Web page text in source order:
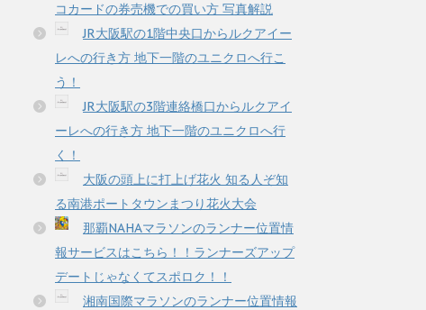
コカードの券売機での買い方 写真解説
JR大阪駅の1階中央口からルクアイー
レへの行き方 地下一階のユニクロへ行こ
う！
JR大阪駅の3階連絡橋口からルクアイ
ーレへの行き方 地下一階のユニクロへ行
く！
大阪の頭上に打上げ花火 知る人ぞ知
る南港ポートタウンまつり花火大会
那覇NAHAマラソンのランナー位置情
報サービスはこちら！！ランナーズアップ
デートじゃなくてスポロク！！
湘南国際マラソンのランナー位置情報